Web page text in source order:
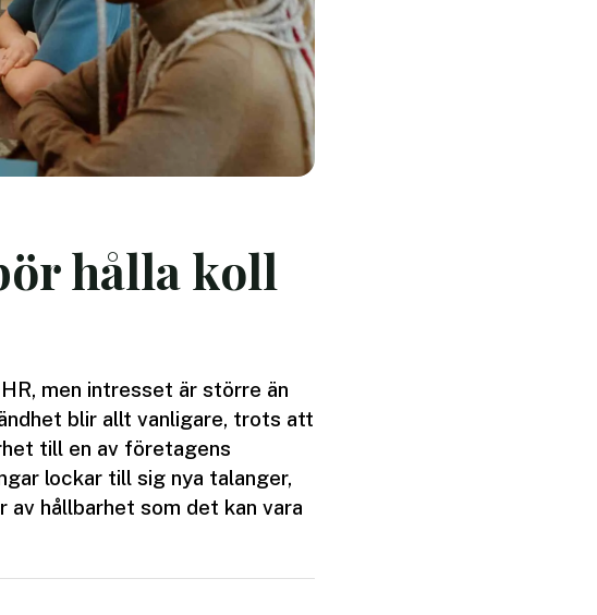
hålla koll
men intresset är större än
blir allt vanligare, trots att
till en av företagens
lockar till sig nya talanger,
hållbarhet som det kan vara